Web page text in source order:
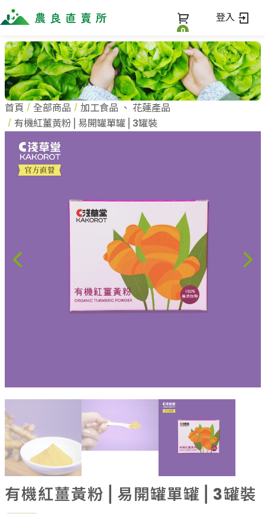
0
登入
全部商品
全部商品
當季優質水果專區
鳳梨專區
柚子專區
禮盒專區
新鮮蔬菜
加工食品
果乾、點心
原民特區
大量採購優惠專區
農業策略聯盟 送禮專區
優質水果
最新消息
商家一覽
全部商家
農企業
小農
蔬果知識+
蔬果文化
常見問題
登入
首頁 全部商品 加工食品 、 花蓮產品
有機紅薑黃粉⎪易開罐單罐⎪3罐裝
有機紅薑黃粉⎪易開罐單罐⎪3罐裝